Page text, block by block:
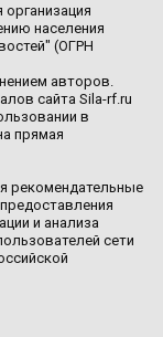
населения
(ОГРН
авторов.
сайта Sila-rf.ru
в
прямая
рекомендательные
и анализа
сети